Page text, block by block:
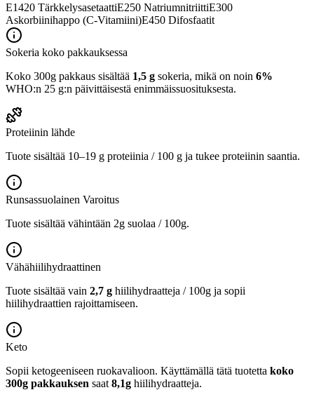
E1420 TärkkelysasetaattiE250 NatriumnitriittiE300
Askorbiinihappo (C-Vitamiini)E450 Difosfaatit
Sokeria koko pakkauksessa
Koko 300g pakkaus sisältää 1,5 g sokeria, mikä on noin 6%
WHO:n 25 g:n päivittäisestä enimmäissuosituksesta.
Proteiinin lähde
Tuote sisältää 10–19 g proteiinia / 100 g ja tukee proteiinin saantia.
Runsassuolainen Varoitus
Tuote sisältää vähintään 2g suolaa / 100g.
Vähähiilihydraattinen
Tuote sisältää vain 2,7 g hiilihydraatteja / 100g ja sopii
hiilihydraattien rajoittamiseen.
Keto
Sopii ketogeeniseen ruokavalioon. Käyttämällä tätä tuotetta koko
300g pakkauksen saat 8,1g hiilihydraatteja.